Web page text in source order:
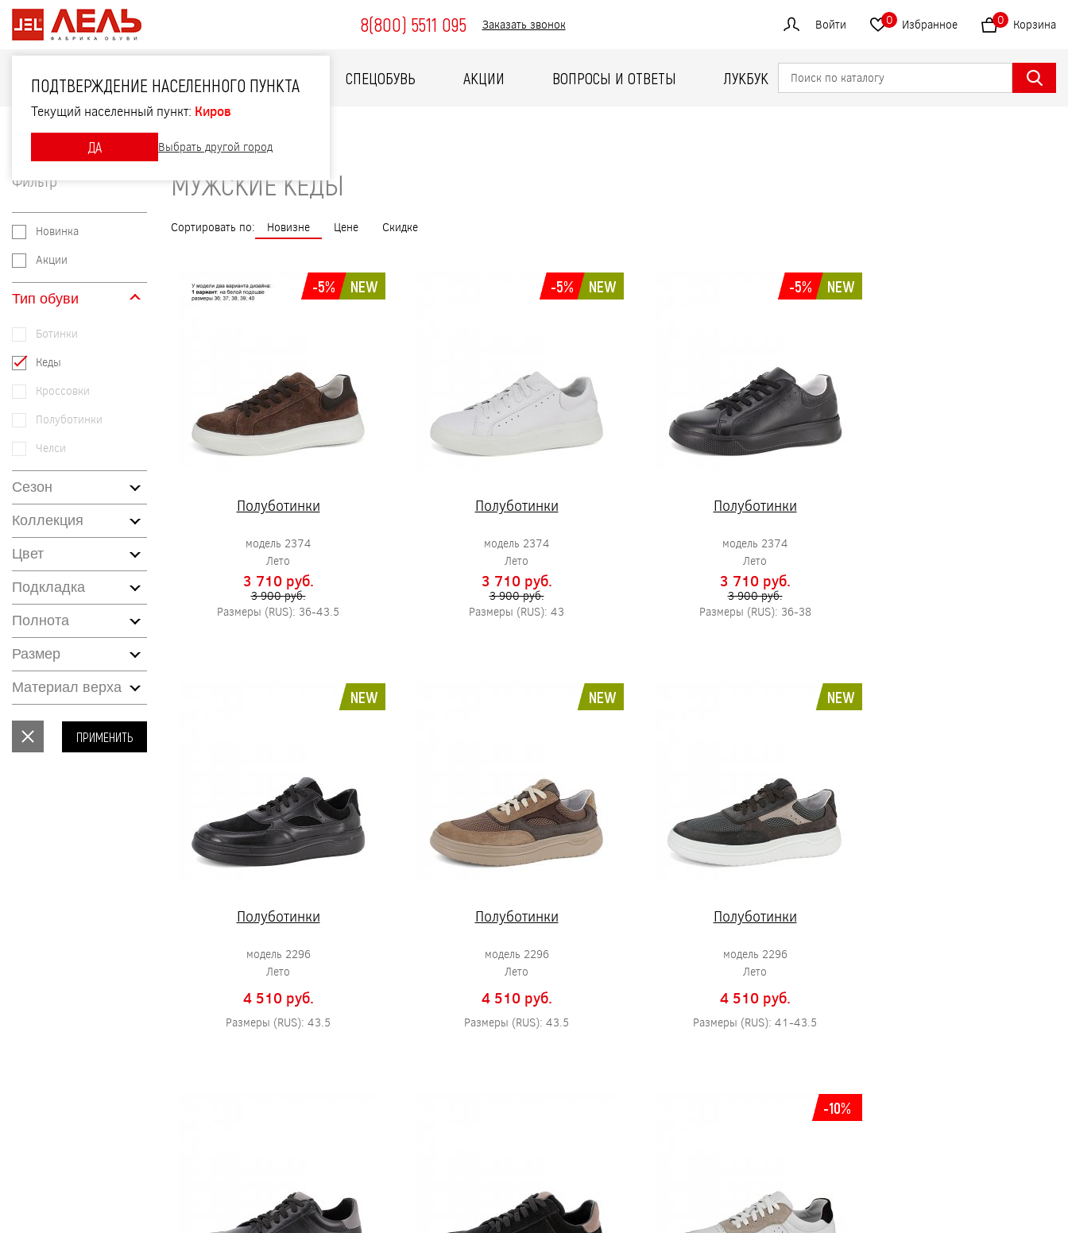
8(800) 5511 095 Заказать звонок Войти Избранное
0 Корзина
0
ПОДТВЕРЖДЕНИЕ НАСЕЛЕННОГО ПУНКТА
Текущий населенный пункт: Киров
ДА Выбрать другой город
ДЛЯ НЕЁ ДЛЯ НЕГО ДЛЯ ДЕТЕЙ СПЕЦОБУВЬ АКЦИИ ВОПРОСЫ И ОТВЕТЫ ЛУКБУК
Фильтр
Новинка
Акции
Тип обуви
Ботинки
Кеды
Кроссовки
Полуботинки
Челси
Сезон
Коллекция
Цвет
Подкладка
Полнота
Размер
Материал верха
ПРИМЕНИТЬ
МУЖСКИЕ КЕДЫ
Сортировать по: Новизне Цене Скидке
-5% NEW
Полуботинки
модель 2374
Лето
3 710 pуб.
3 900 pуб.
Размеры (RUS): 36-43.5
-5% NEW
Полуботинки
модель 2374
Лето
3 710 pуб.
3 900 pуб.
Размеры (RUS): 43
-5% NEW
Полуботинки
модель 2374
Лето
3 710 pуб.
3 900 pуб.
Размеры (RUS): 36-38
NEW
Полуботинки
модель 2296
Лето
4 510 pуб.
Размеры (RUS): 43.5
NEW
Полуботинки
модель 2296
Лето
4 510 pуб.
Размеры (RUS): 43.5
NEW
Полуботинки
модель 2296
Лето
4 510 pуб.
Размеры (RUS): 41-43.5
-10%